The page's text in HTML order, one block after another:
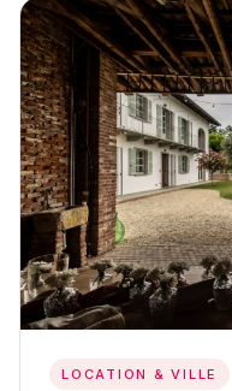
LOCATION & VILLE